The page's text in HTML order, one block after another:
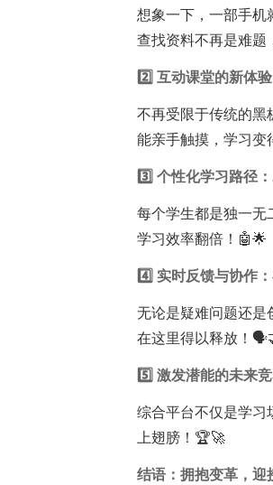
想象一下，一部手机
查找资料不再是难题
2️⃣ 互动课堂的新体
不再受限于传统的黑
能亲手触摸，学习变
3️⃣ 个性化学习路径
每个学生都是独一无
学习效率翻倍！🤖🌟
4️⃣ 实时反馈与协作
无论是疑难问题还是
在这里得以释放！
5️⃣ 激发潜能的未来
综合平台不仅是学习
上翅膀！🏆🚀
结语：拥抱变革，迎